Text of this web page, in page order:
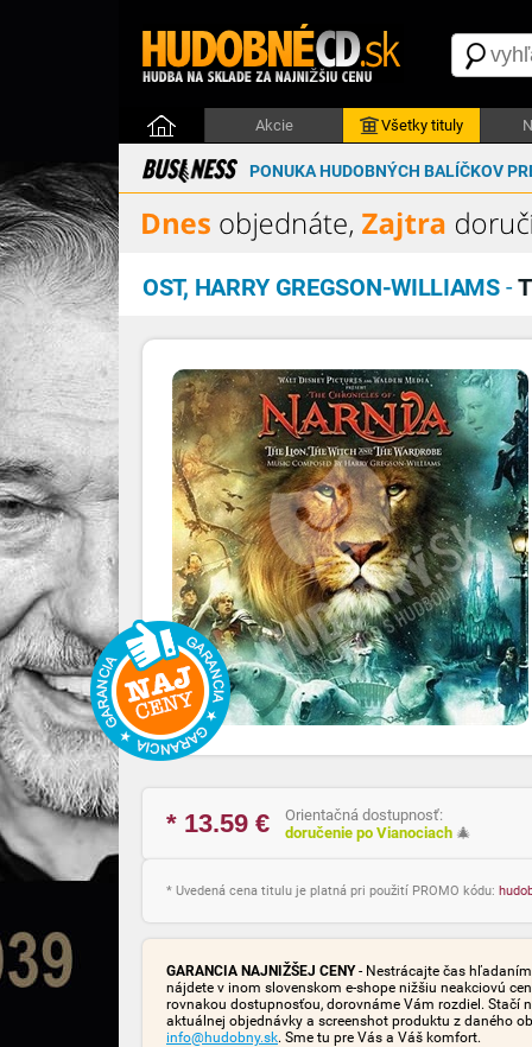
Akcie Všetky tituly
PONUKA HUDOBNÝCH BALÍČKOV
OST, HARRY GREGSON-WILLIAMS-
* 13.59 €
Orientačná dostupnosť:
doručenie po Vianociach 🎄
* Uvedená cena titulu je platná pri použití PROMO kódu:
GARANCIA NAJNIŽŠEJ CENY- Nestrácajte čas
nájdete v inom slovenskom e-shope nižšiu neakciovú
rovnakou dostupnosťou, dorovnáme Vám rozdiel. Stačí
aktuálnej objednávky a screenshot produktu z daného
info@hudobny.sk. Sme tu pre Vás a Váš komfort.